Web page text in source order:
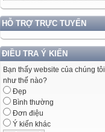
HỖ TRỢ TRỰC TUYẾN
ĐIỀU TRA Ý KIẾN
Bạn thấy website của chúng tôi
như thế nào?
Đẹp
Bình thường
Đơn điệu
Ý kiến khác